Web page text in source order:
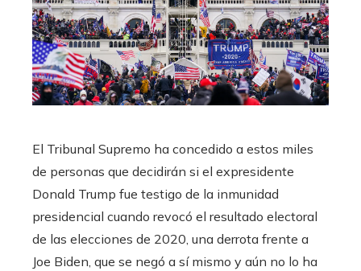
El Tribunal Supremo ha concedido a estos miles
de personas que decidirán si el expresidente
Donald Trump fue testigo de la inmunidad
presidencial cuando revocó el resultado electoral
de las elecciones de 2020, una derrota frente a
Joe Biden, que se negó a sí mismo y aún no lo ha